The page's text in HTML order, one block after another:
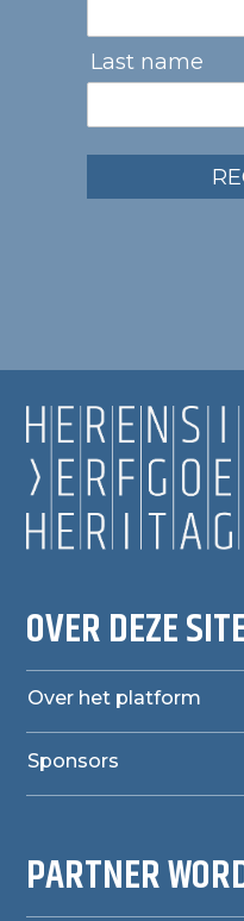
Last name
OVER DEZE
Over het platform
Sponsors
PARTNER